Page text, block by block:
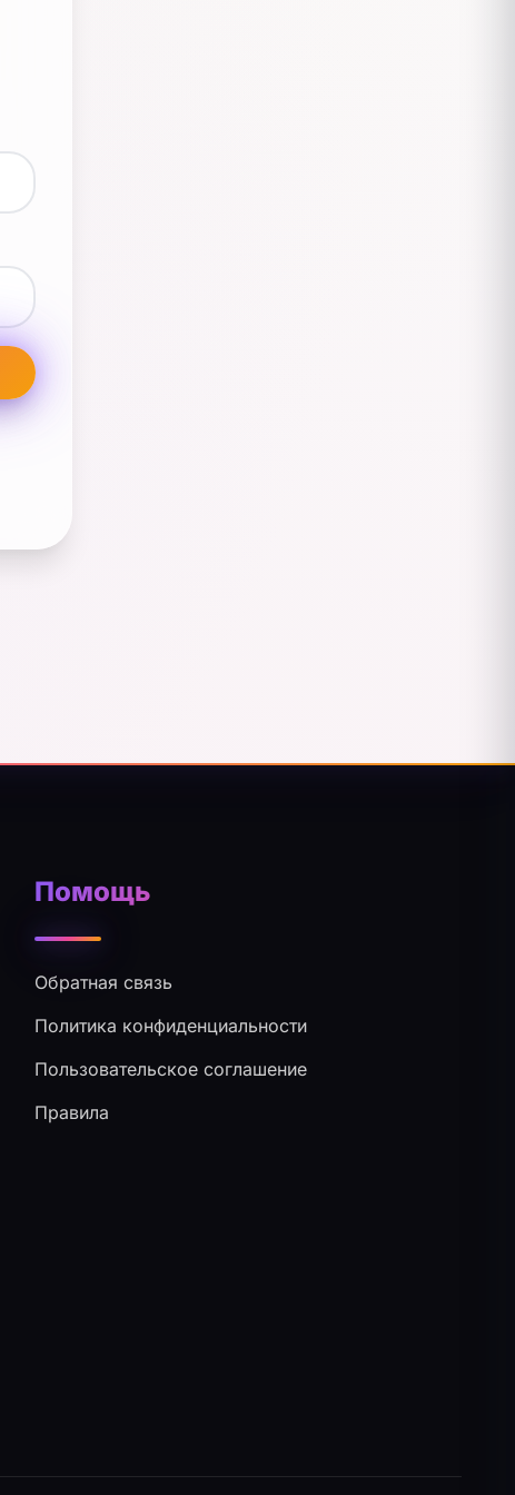
Помощь
Обратная связь
Политика конфиденциальности
Пользовательское соглашение
Правила